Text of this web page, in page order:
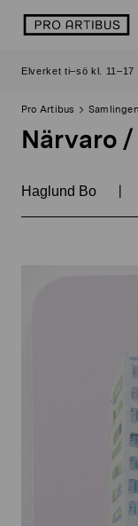
logo
Elverket ti–sö kl.
Pro Artibus Samlingen
Närvaro
Haglund Bo |